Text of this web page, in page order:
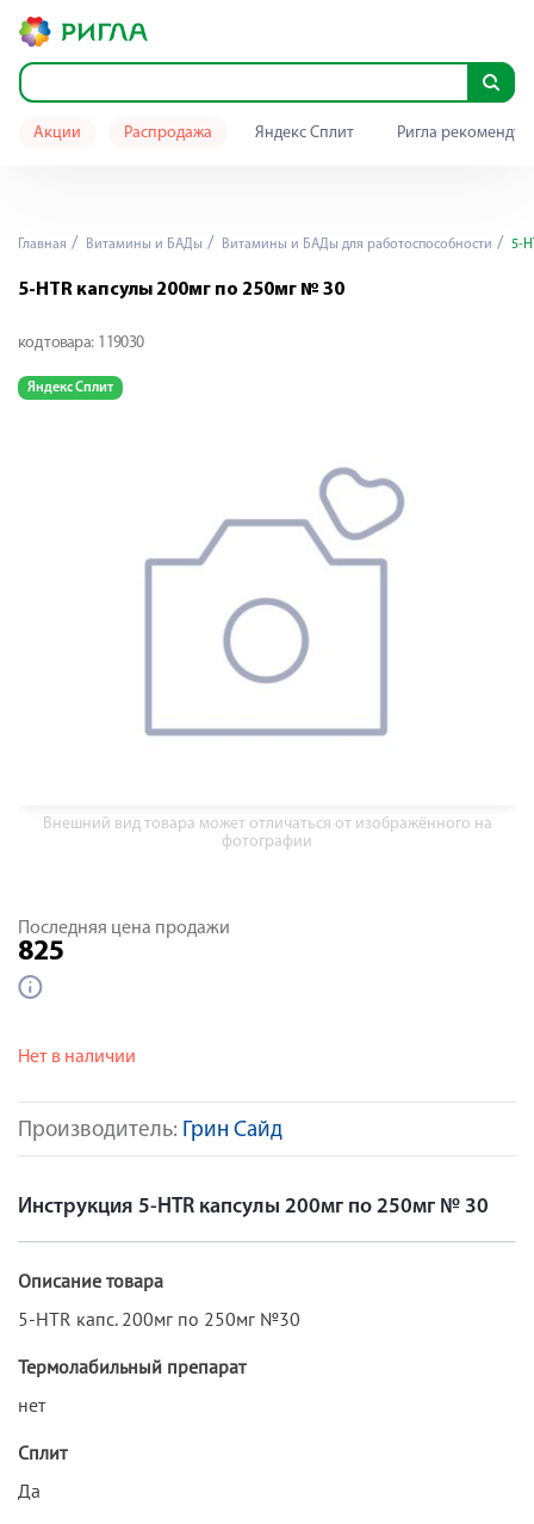
Акции Распродажа Яндекс Сплит Ригла
Главная Витамины и БАДы Витамины и БАДы для работоспособности 5-
5-HTR капсулы 200мг по 250мг № 30
код товара: 119030
Яндекс Сплит
Внешний вид товара может отличаться от изображённого на
фотографии
Производитель: Грин Сайд
Последняя цена продажи
825
Нет в наличии
Инструкция 5-HTR капсулы 200мг по 250мг № 30
Описание товара
5-HTR капс. 200мг по 250мг №30
Термолабильный препарат
нет
Сплит
Да